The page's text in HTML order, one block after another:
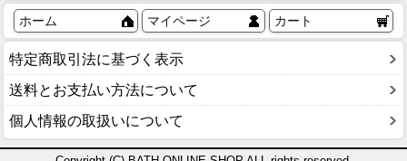
ホーム マイページ カート
特定商取引法に基づく表示
送料とお支払い方法について
個人情報の取扱いについて